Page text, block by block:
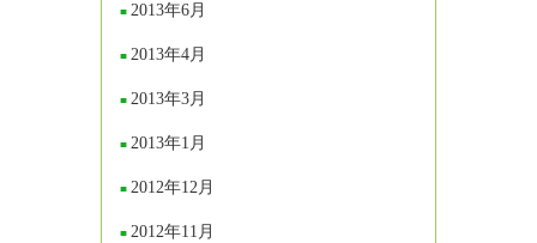
2013年6月
2013年4月
2013年3月
2013年1月
2012年12月
2012年11月